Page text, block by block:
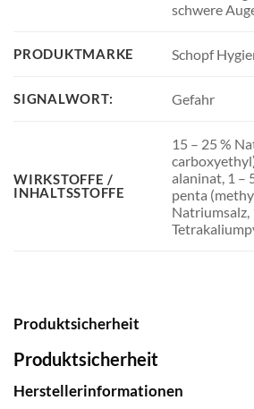
schwere
PRODUKTMARKE Schopf
SIGNALWORT: Gefahr
WIRKSTOFFE /
INHALTSSTOFFE
15 – 25 %
alaninat, 1 –
penta
Natriumsalz,
Produktsicherheit
Produktsicherheit
Herstellerinformationen